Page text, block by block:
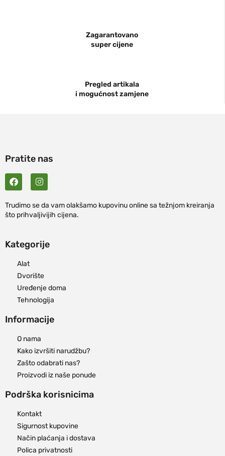
Zagarantovano
super cijene
Pregled artikala
i mogućnost zamjene
Pratite nas
Trudimo se da vam olakšamo kupovinu online sa težnjom kreiranja
što prihvaljivijih cijena.
Kategorije
Alat
Dvorište
Uređenje doma
Tehnologija
Informacije
O nama
Kako izvršiti narudžbu?
Zašto odabrati nas?
Proizvodi iz naše ponude
Podrška korisnicima
Kontakt
Sigurnost kupovine
Način plaćanja i dostava
Polica privatnosti